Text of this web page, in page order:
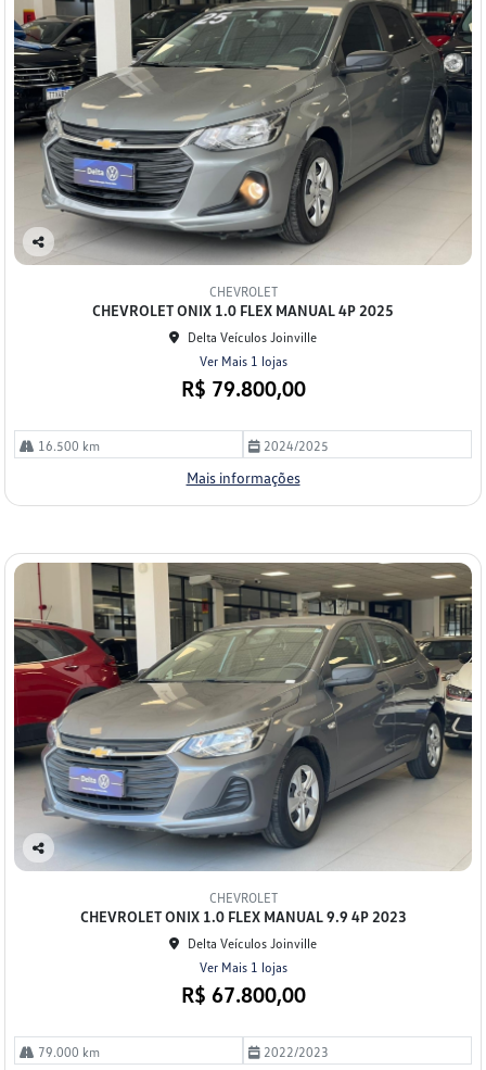
Co
CHEVROLET
CHEVROLET ONIX 1.0 FLEX MANUAL 4P 2025
Delta Veículos Joinville
Ver Mais 1 lojas
R$ 79.800,00
16.500 km 2024/2025
Mais informações
Co
CHEVROLET
CHEVROLET ONIX 1.0 FLEX MANUAL 9.9 4P 2023
Delta Veículos Joinville
Ver Mais 1 lojas
R$ 67.800,00
79.000 km 2022/2023